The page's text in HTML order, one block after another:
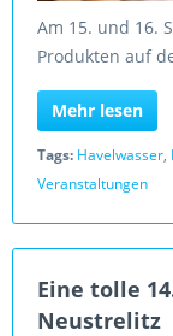
Am 15. und 16.
Produkten auf
Mehr lesen
Tags: Havelwasser,
Veranstaltungen
Eine tolle
Neustrelitz